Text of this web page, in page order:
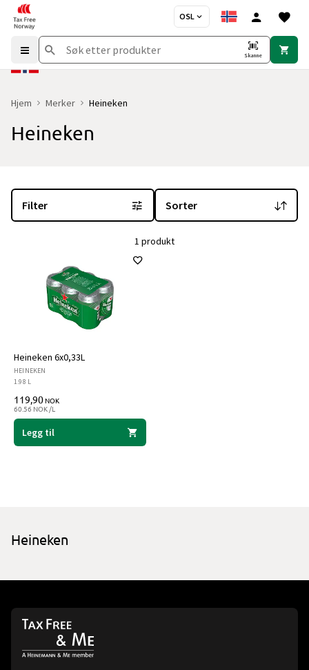
OSL
Skanne
Hjem Merker Heineken
Heineken
Filter Sorter
1 produkt
Heineken 6x0,33L
HEINEKEN
1.98 L
119,90NOK
60.56 NOK /L
Legg til
Heineken